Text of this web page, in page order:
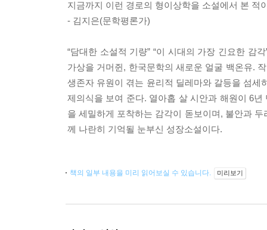
지금까지 이런 경로의 형이상학을 소설에서 본 적
- 김지은(문학평론가)
“담대한 소설적 기량” “이 시대의 가장 긴요한 감
가상을 거머쥔, 한국문학의 새로운 얼굴 백온유.
생존자 유원이 겪는 윤리적 딜레마와 갈등을 섬
제의식을 보여 준다. 열아홉 살 시안과 해원이 6
을 세밀하게 포착하는 감각이 돋보이며, 불안과
께 나란히 기억될 눈부신 성장소설이다.
책의 일부 내용을 미리 읽어보실 수 있습니다. 미리보기